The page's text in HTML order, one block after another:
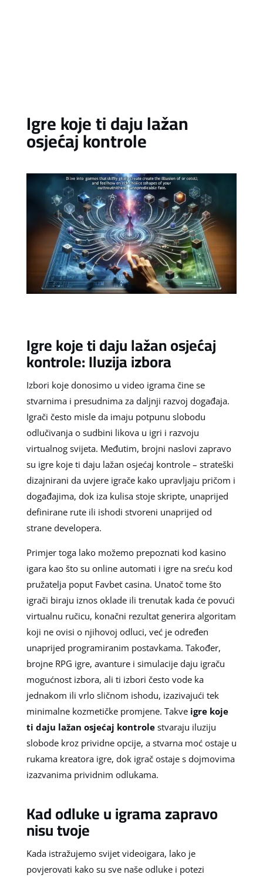
Igre koje ti daju lažan
osjećaj kontrole
Igre koje ti daju lažan osjećaj
kontrole: Iluzija izbora
Izbori koje donosimo u video igrama čine se
stvarnima i presudnima za daljnji razvoj događaja.
Igrači često misle da imaju potpunu slobodu
odlučivanja o sudbini likova u igri i razvoju
virtualnog svijeta. Međutim, brojni naslovi zapravo
su igre koje ti daju lažan osjećaj kontrole – strateški
dizajnirani da uvjere igrače kako upravljaju pričom i
događajima, dok iza kulisa stoje skripte, unaprijed
definirane rute ili ishodi stvoreni unaprijed od
strane developera.
Primjer toga lako možemo prepoznati kod kasino
igara kao što su online automati i igre na sreću kod
pružatelja poput Favbet casina. Unatoč tome što
igrači biraju iznos oklade ili trenutak kada će povući
virtualnu ručicu, konačni rezultat generira algoritam
koji ne ovisi o njihovoj odluci, već je određen
unaprijed programiranim postavkama. Također,
brojne RPG igre, avanture i simulacije daju igraču
mogućnost izbora, ali ti izbori često vode ka
jednakom ili vrlo sličnom ishodu, izazivajući tek
minimalne kozmetičke promjene. Takve igre koje
ti daju lažan osjećaj kontrolestvaraju iluziju
slobode kroz prividne opcije, a stvarna moć ostaje u
rukama kreatora igre, dok igrač ostaje s dojmovima
izazvanima prividnim odlukama.
Kad odluke u igrama zapravo
nisu tvoje
Kada istražujemo svijet videoigara, lako je
povjerovati kako su sve naše odluke i potezi